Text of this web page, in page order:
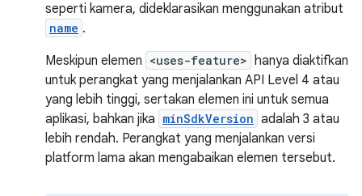
seperti kamera, dideklarasikan menggunakan atribut
name .
Meskipun elemen <uses-feature> hanya diaktifkan
untuk perangkat yang menjalankan API Level 4 atau
yang lebih tinggi, sertakan elemen ini untuk semua
aplikasi, bahkan jika minSdkVersion adalah 3 atau
lebih rendah. Perangkat yang menjalankan versi
platform lama akan mengabaikan elemen tersebut.